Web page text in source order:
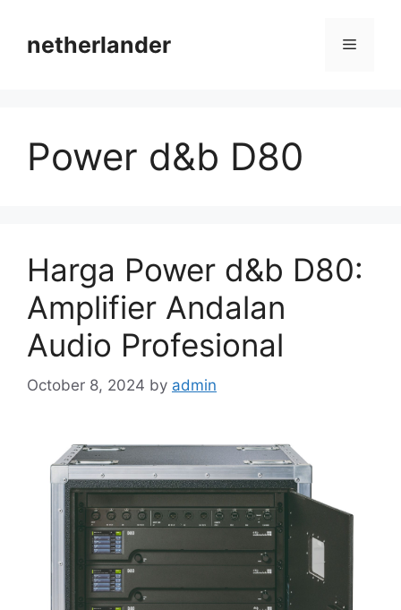
contentnetherlander Menu
Power d&b D80
Harga Power d&b D80:
Amplifier Andalan
Audio Profesional
October 8, 2024 by admin